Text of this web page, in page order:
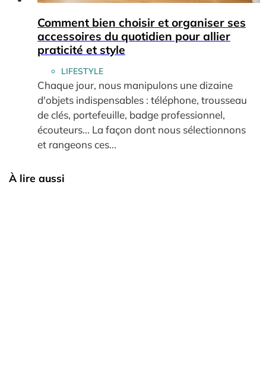
Comment bien choisir et organiser ses
accessoires du quotidien pour allier
praticité et style
LIFESTYLE
Chaque jour, nous manipulons une dizaine
d'objets indispensables : téléphone, trousseau
de clés, portefeuille, badge professionnel,
écouteurs... La façon dont nous sélectionnons
et rangeons ces...
À lire aussi